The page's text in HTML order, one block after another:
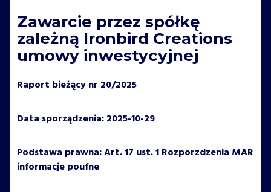
Zawarcie przez spółkę
zależną Ironbird Creations
umowy inwestycyjnej
Raport bieżący nr 20/2025
Data sporządzenia: 2025-10-29
Podstawa prawna: Art. 17 ust. 1 Rozporzdzenia MAR
informacje poufne